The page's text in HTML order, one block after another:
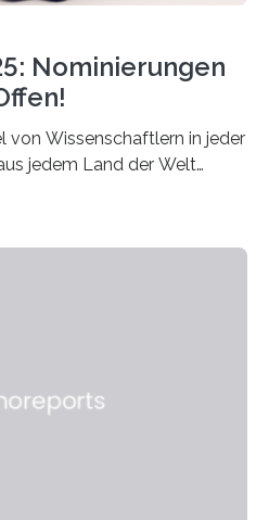
Nominierungen
von Wissenschaftlern in jeder
jedem Land der Welt
in Biomedicine ist in